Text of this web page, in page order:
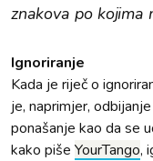
znakova po kojima
Ignoriranje
Kada je riječ o
je, naprimjer,
ponašanje kao da se
kako piše YourTango,